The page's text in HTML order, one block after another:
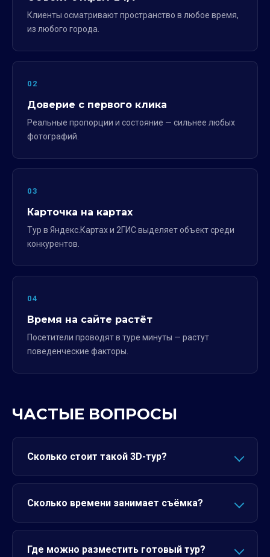
Клиенты осматривают пространство в любое время,
из любого города.
02
Доверие с первого клика
Реальные пропорции и состояние — сильнее любых
фотографий.
03
Карточка на картах
Тур в Яндекс.Картах и 2ГИС выделяет объект среди
конкурентов.
04
Время на сайте растёт
Посетители проводят в туре минуты — растут
поведенческие факторы.
ЧАСТЫЕ ВОПРОСЫ
Сколько стоит такой 3D-тур?
Сколько времени занимает съёмка?
Где можно разместить готовый тур?